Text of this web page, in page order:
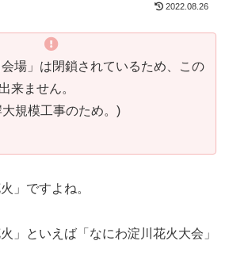
2022.08.26
場」は閉鎖されているため、この
来ません。
規模工事のため。)
」ですよね。
」といえば「なにわ淀川花火大会」